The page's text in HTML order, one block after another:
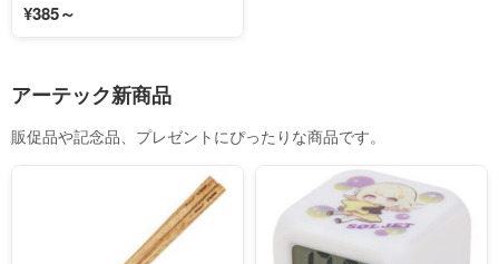
¥385～
アーテック新商品
販促品や記念品、プレゼントにぴったりな商品です。